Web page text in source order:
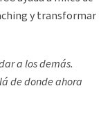
y transformar
a los demás.
de donde ahora